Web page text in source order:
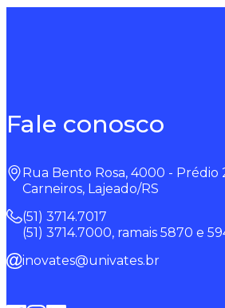
Fale conosco
Rua Bento Rosa, 4000 - Prédio
Carneiros, Lajeado/RS
(51) 3714.7017
(51) 3714.7000, ramais 5870 e
inovates@univates.br